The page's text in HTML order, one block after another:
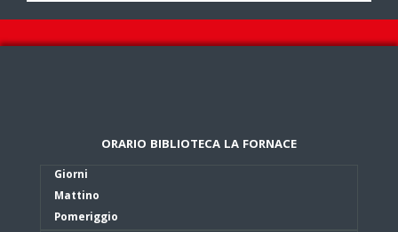
ORARIO BIBLIOTECA LA FORNACE
Giorni
Mattino
Pomeriggio